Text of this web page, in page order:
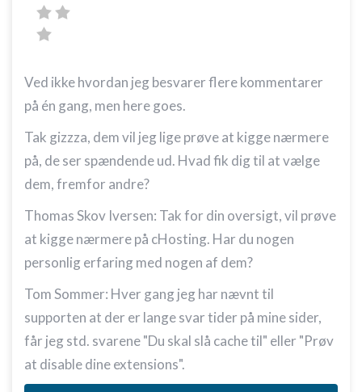
Ved ikke hvordan jeg besvarer flere kommentarer
på én gang, men here goes.
Tak gizzza, dem vil jeg lige prøve at kigge nærmere
på, de ser spændende ud. Hvad fik dig til at vælge
dem, fremfor andre?
Thomas Skov Iversen: Tak for din oversigt, vil prøve
at kigge nærmere på cHosting. Har du nogen
personlig erfaring med nogen af dem?
Tom Sommer: Hver gang jeg har nævnt til
supporten at der er lange svar tider på mine sider,
får jeg std. svarene "Du skal slå cache til" eller "Prøv
at disable dine extensions".